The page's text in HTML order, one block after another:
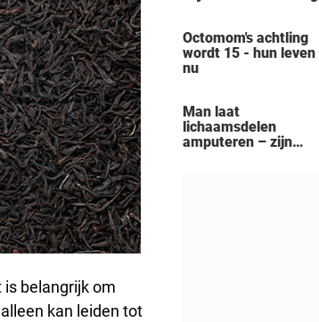
is belangrijk om
kan leiden tot
zonnebank
Octomom's achtling
wordt 15 - hun leven
nu
Man laat
lichaamsdelen
amputeren – zijn